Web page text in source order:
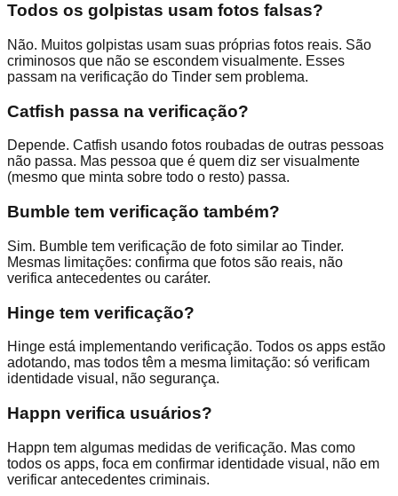
Todos os golpistas usam fotos falsas?
Não. Muitos golpistas usam suas próprias fotos reais. São
criminosos que não se escondem visualmente. Esses
passam na verificação do Tinder sem problema.
Catfish passa na verificação?
Depende. Catfish usando fotos roubadas de outras pessoas
não passa. Mas pessoa que é quem diz ser visualmente
(mesmo que minta sobre todo o resto) passa.
Bumble tem verificação também?
Sim. Bumble tem verificação de foto similar ao Tinder.
Mesmas limitações: confirma que fotos são reais, não
verifica antecedentes ou caráter.
Hinge tem verificação?
Hinge está implementando verificação. Todos os apps estão
adotando, mas todos têm a mesma limitação: só verificam
identidade visual, não segurança.
Happn verifica usuários?
Happn tem algumas medidas de verificação. Mas como
todos os apps, foca em confirmar identidade visual, não em
verificar antecedentes criminais.